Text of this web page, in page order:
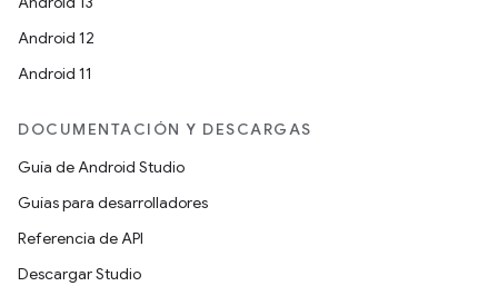
Android 12
Android 11
DOCUMENTACIÓN Y DESCARGAS
Guía de Android Studio
Guías para desarrolladores
Referencia de API
Descargar Studio